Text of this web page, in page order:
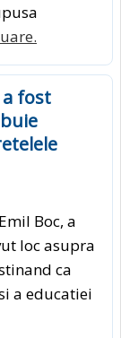
a fost
Boc, a
loc asupra
ca
a educatiei